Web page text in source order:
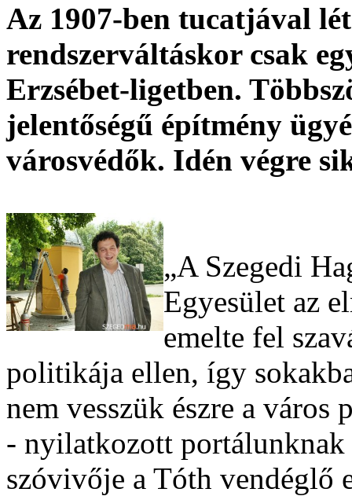
Az 1907-ben tucatjával
rendszerváltáskor csak
Erzsébet-ligetben.
jelentőségű építmény
városvédők. Idén végre
„A Szegedi
Egyesület az
emelte fel
politikája ellen, így
nem vesszük észre a
- nyilatkozott portálunknak
szóvivője a Tóth